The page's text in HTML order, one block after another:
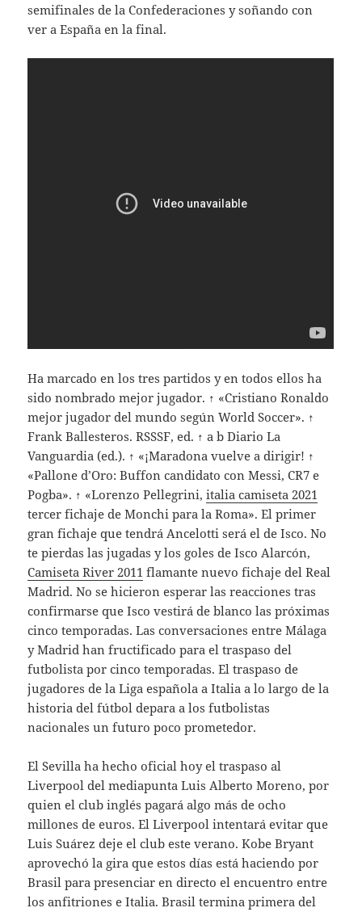
semifinales de la Confederaciones y soñando con
ver a España en la final.
Ha marcado en los tres partidos y en todos ellos ha
sido nombrado mejor jugador. ↑ «Cristiano Ronaldo
mejor jugador del mundo según World Soccer». ↑
Frank Ballesteros. RSSSF, ed. ↑ a b Diario La
Vanguardia (ed.). ↑ «¡Maradona vuelve a dirigir! ↑
«Pallone d’Oro: Buffon candidato con Messi, CR7 e
Pogba». ↑ «Lorenzo Pellegrini,italia camiseta 2021
tercer fichaje de Monchi para la Roma». El primer
gran fichaje que tendrá Ancelotti será el de Isco. No
te pierdas las jugadas y los goles de Isco Alarcón,
Camiseta River 2011 flamante nuevo fichaje del Real
Madrid. No se hicieron esperar las reacciones tras
confirmarse que Isco vestirá de blanco las próximas
cinco temporadas. Las conversaciones entre Málaga
y Madrid han fructificado para el traspaso del
futbolista por cinco temporadas. El traspaso de
jugadores de la Liga española a Italia a lo largo de la
historia del fútbol depara a los futbolistas
nacionales un futuro poco prometedor.
El Sevilla ha hecho oficial hoy el traspaso al
Liverpool del mediapunta Luis Alberto Moreno, por
quien el club inglés pagará algo más de ocho
millones de euros. El Liverpool intentará evitar que
Luis Suárez deje el club este verano. Kobe Bryant
aprovechó la gira que estos días está haciendo por
Brasil para presenciar en directo el encuentro entre
los anfitriones e Italia. Brasil termina primera del